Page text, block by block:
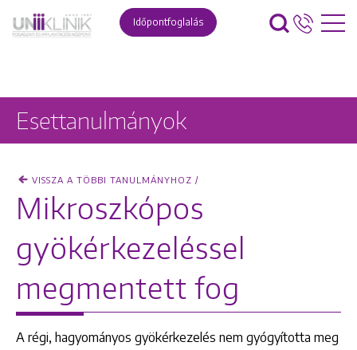
Időpontfoglalás
Esettanulmányok
VISSZA A TÖBBI TANULMÁNYHOZ /
Mikroszkópos
gyökérkezeléssel
megmentett fog
A régi, hagyományos gyökérkezelés nem gyógyította meg